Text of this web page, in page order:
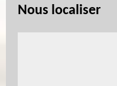
Nous localiser